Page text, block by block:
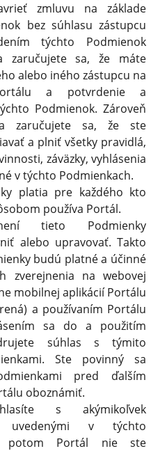
zmluvu na základe
bez súhlasu zástupcu
týchto Podmienok
zaručujete sa, že máte
alebo iného zástupcu na
a potvrdenie a
Podmienok. Zároveň
zaručujete sa, že ste
a plniť všetky pravidlá,
záväzky, vyhlásenia
v týchto Podmienkach.
platia pre každého kto
používa Portál.
tieto Podmienky
alebo upravovať. Takto
budú platné a účinné
zverejnenia na webovej
mobilnej aplikácií Portálu
a používaním Portálu
sa do a použitím
súhlas s týmito
Ste povinný sa
pred ďalším
oboznámiť.
s akýmikoľvek
uvedenými v týchto
potom Portál nie ste